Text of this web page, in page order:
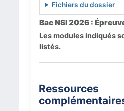
Bac NSI 2026 :
Les modules indiqués
listés.
Fichiers du dossier
Ressources